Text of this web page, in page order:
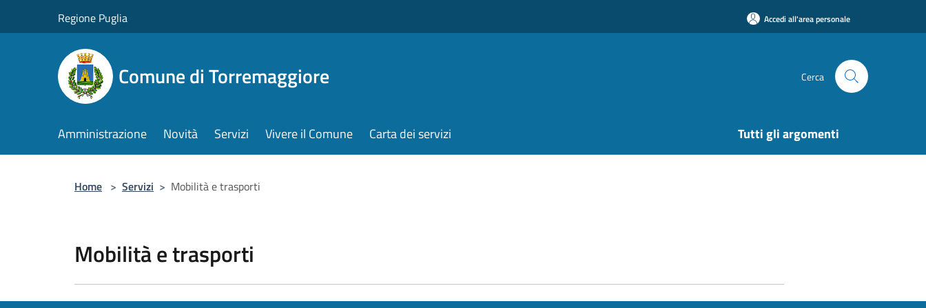
Regione Puglia Accedi all'area personale
Comune di Torremaggiore Cerca
Amministrazione Novità Servizi Vivere il Comune Carta dei servizi Tutti gli argomenti
Home > Servizi > Mobilità e trasporti
Mobilità e trasporti